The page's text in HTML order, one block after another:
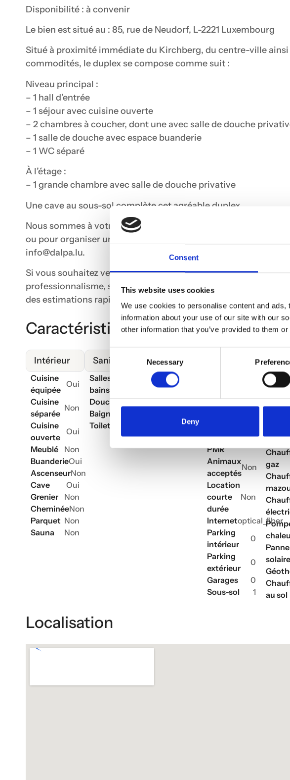
Consent
This website uses cookies
We use cookies to personalise content and
information about your use of our site with our
other information that you’ve provided to them
Selection
Necessary
Deny
Disponibilité : à convenir
Le bien est situé au : 85, rue de Neudorf, L-2221 Luxembourg
Situé à proximité immédiate du Kirchberg, du centre-ville
commodités, le duplex se compose comme suit :
Niveau principal :
– 1 hall d’entrée
– 1 séjour avec cuisine ouverte
– 2 chambres à coucher, dont une avec salle de douche
– 1 salle de douche avec espace buanderie
– 1 WC séparé
À l’étage :
– 1 grande chambre avec salle de douche privative
Une cave au sous-sol complète cet agréable duplex.
Nous sommes à votre entière disposition pour tous
ou pour organiser une visite. Veuillez nous contacter au +352
info@dalpa.lu.
Si vous souhaitez vendre ou louer votre bien, nous mettons à
professionnalisme, savoir-faire ainsi que notre qualité de
des estimations rapides, gratuites et réalistes.
Caractéristiques
Intérieur
Cuisine
équipée
Oui
Cuisine
séparée
Non
Cuisine
ouverte
Oui
Meublé
Non
BuanderieOui
AscenseurNon
Cave
Oui
Grenier
Non
CheminéeNon
Parquet Non
Sauna
Non
Sanitaires
Salles de
bains
Douches
3
Baignoires
Toilettes
Extérieur
Jardin
Terrasse
Balcon
Non
Année de
-
Accès
PMR
Animaux
acceptés
Non
Location
courte
durée
Non
Internetoptical_fiber
Parking
intérieur
0
Parking
extérieur
0
Garages
0
Sous-sol
1
/
gaz
au sol
Localisation